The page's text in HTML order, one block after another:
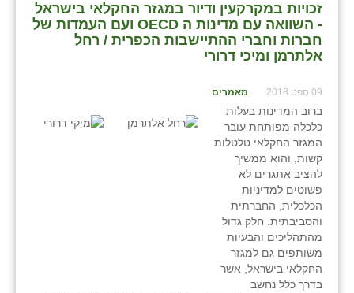
זכויות במקרקעין ודיור במגזר החקלאי בישראל
- השוואה עם מדינות ה OECD ועם העמדות של
חברות וחברי ההתיישבות הכפרית / רחל
אלתרמן ומיכי דרורי
09 ספט 2018 מאמרים
ברוב המדינות בעלות
כלכלה מפותחת עובר
המגזר החקלאי טלטלות
קשות, והוא ממשיך
להציב אתגרים לא
פשוטים למדיניות
הכלכלית, החברתית
והסביבתית. חלק גדול
מהתהליכים והבעיות
משותפים גם למגזר
החקלאי בישראל, אשר
בדרך כלל נחשב